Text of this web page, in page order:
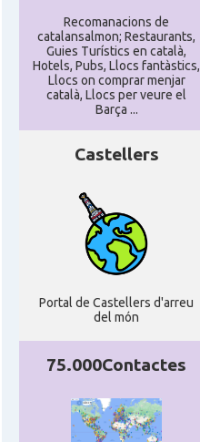
Recomanacions de
catalansalmon; Restaurants,
Guies Turístics en català,
Hotels, Pubs, Llocs fantàstics,
Llocs on comprar menjar
català, Llocs per veure el
Barça ...
Castellers
Portal de Castellers d'arreu
del món
75.000Contactes